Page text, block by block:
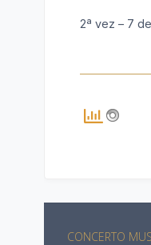
2ª vez – 7
CONCERTO